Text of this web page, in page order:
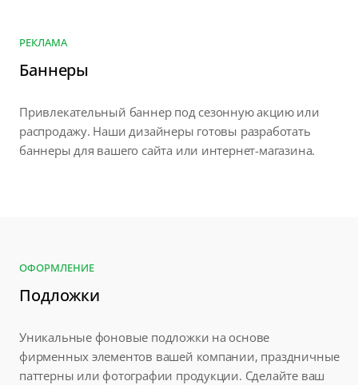
РЕКЛАМА
Баннеры
Привлекательный баннер под сезонную акцию или
распродажу. Наши дизайнеры готовы разработать
баннеры для вашего сайта или интернет-магазина.
ОФОРМЛЕНИЕ
Подложки
Уникальные фоновые подложки на основе
фирменных элементов вашей компании, праздничные
паттерны или фотографии продукции. Сделайте ваш